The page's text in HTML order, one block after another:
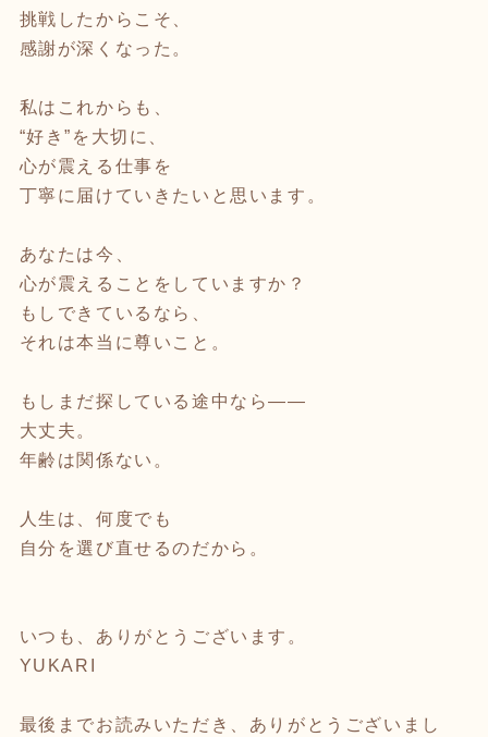
挑戦したからこそ、
感謝が深くなった。
私はこれからも、
“好き”を大切に、
心が震える仕事を
丁寧に届けていきたいと思います。
あなたは今、
心が震えることをしていますか？
もしできているなら、
それは本当に尊いこと。
もしまだ探している途中なら——
大丈夫。
年齢は関係ない。
人生は、何度でも
自分を選び直せるのだから。
いつも、ありがとうございます。
YUKARI
最後までお読みいただき、ありがとうございまし